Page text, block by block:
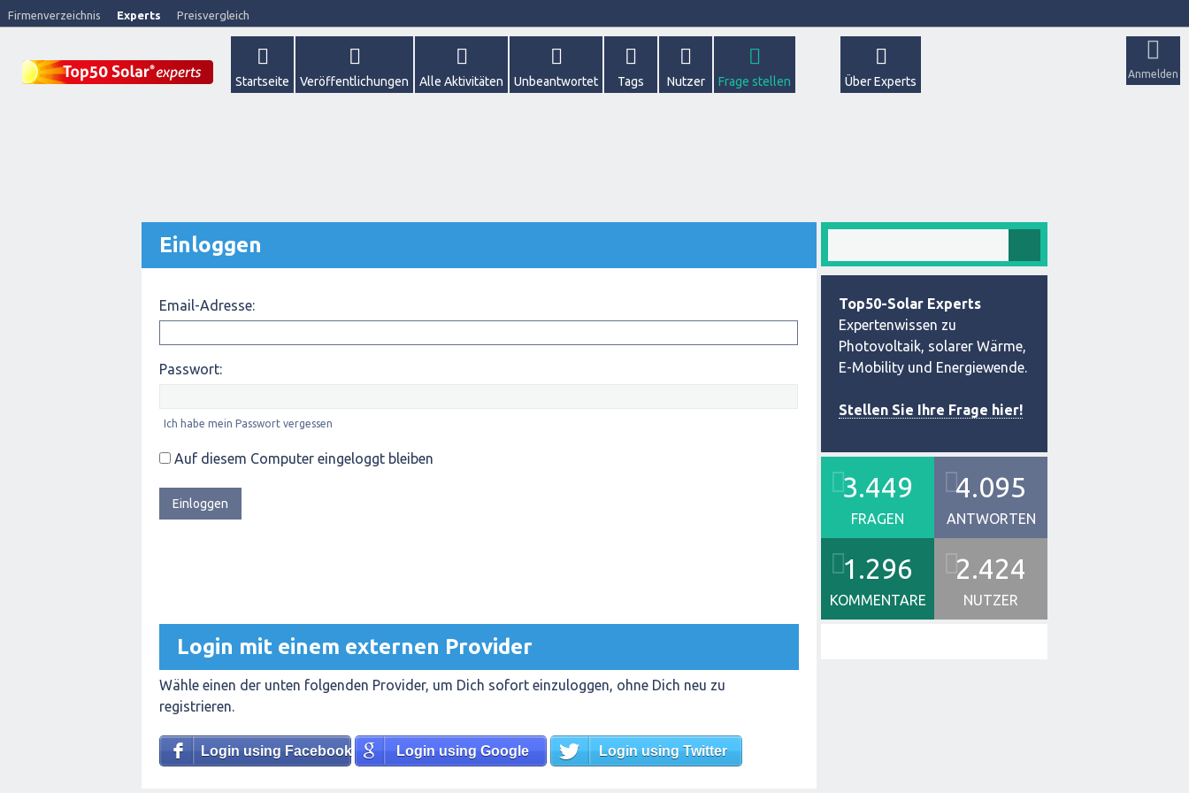
Firmenverzeichnis Experts Preisvergleich
Anmelden
Startseite Veröffentlichungen Alle Aktivitäten Unbeantwortet Tags Nutzer Frage stellen Über Experts
Einloggen
Email-Adresse:
Passwort:
Ich habe mein Passwort vergessen
Auf diesem Computer eingeloggt bleiben
Login mit einem externen Provider
Wähle einen der unten folgenden Provider, um Dich sofort einzuloggen, ohne Dich neu zu
registrieren.
Login using Facebook Login using Google Login using Twitter
Top50-Solar Experts
Expertenwissen zu
Photovoltaik, solarer Wärme,
E-Mobility und Energiewende.
Stellen Sie Ihre Frage hier!
3.449
FRAGEN
4.095
ANTWORTEN
1.296
KOMMENTARE
2.424
NUTZER